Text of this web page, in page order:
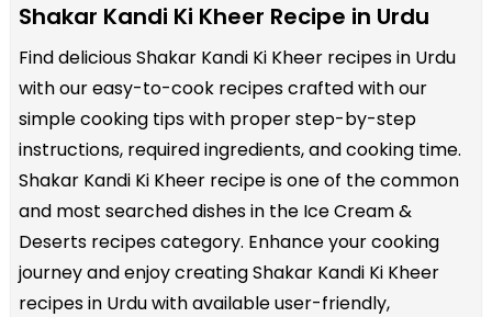
Shakar Kandi Ki Kheer Recipe in Urdu
Find delicious Shakar Kandi Ki Kheer recipes in Urdu
with our easy-to-cook recipes crafted with our
simple cooking tips with proper step-by-step
instructions, required ingredients, and cooking time.
Shakar Kandi Ki Kheer recipe is one of the common
and most searched dishes in the Ice Cream &
Deserts recipes category. Enhance your cooking
journey and enjoy creating Shakar Kandi Ki Kheer
recipes in Urdu with available user-friendly,